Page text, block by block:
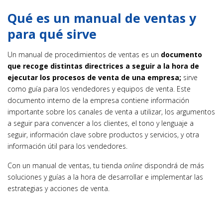
Qué es un manual de ventas y
para qué sirve
Un manual de procedimientos de ventas es un documento
que recoge distintas directrices a seguir a la hora de
ejecutar los procesos de venta de una empresa; sirve
como guía para los vendedores y equipos de venta. Este
documento interno de la empresa contiene información
importante sobre los canales de venta a utilizar, los argumentos
a seguir para convencer a los clientes, el tono y lenguaje a
seguir, información clave sobre productos y servicios, y otra
información útil para los vendedores.
Con un manual de ventas, tu tienda online dispondrá de más
soluciones y guías a la hora de desarrollar e implementar las
estrategias y acciones de venta.